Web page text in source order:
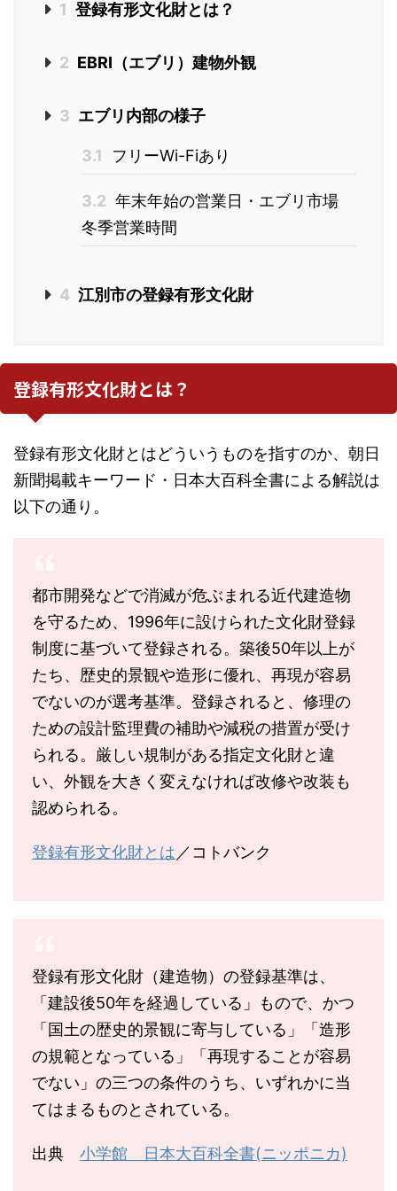
1 登録有形文化財とは？
2 EBRI（エブリ）建物外観
3 エブリ内部の様子
3.1 フリーWi-Fiあり
3.2 年末年始の営業日・エブリ市場
冬季営業時間
4 江別市の登録有形文化財
登録有形文化財とは？
登録有形文化財とはどういうものを指すのか、朝日
新聞掲載キーワード・日本大百科全書による解説は
以下の通り。
都市開発などで消滅が危ぶまれる近代建造物
を守るため、1996年に設けられた文化財登録
制度に基づいて登録される。築後50年以上が
たち、歴史的景観や造形に優れ、再現が容易
でないのが選考基準。登録されると、修理の
ための設計監理費の補助や減税の措置が受け
られる。厳しい規制がある指定文化財と違
い、外観を大きく変えなければ改修や改装も
認められる。
登録有形文化財とは ／コトバンク
登録有形文化財（建造物）の登録基準は、
「建設後50年を経過している」もので、かつ
「国土の歴史的景観に寄与している」「造形
の規範となっている」「再現することが容易
でない」の三つの条件のうち、いずれかに当
てはまるものとされている。
出典 小学館 日本大百科全書(ニッポニカ)